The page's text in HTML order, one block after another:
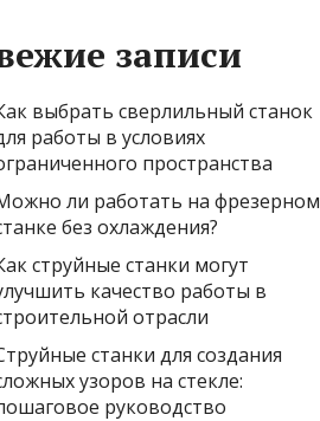
записи
выбрать сверлильный станок
работы в условиях
пространства
ли работать на фрезерном
без охлаждения?
струйные станки могут
качество работы в
отрасли
станки для создания
узоров на стекле:
руководство